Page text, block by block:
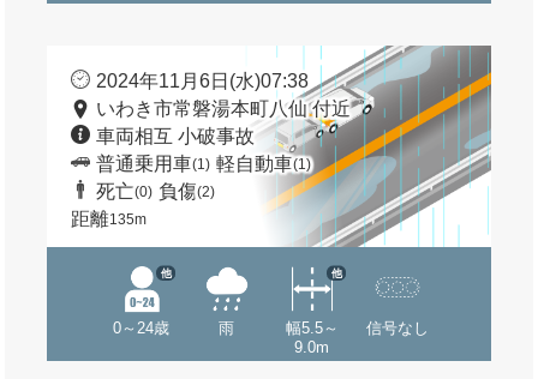
2024年11月6日(水)07:38
いわき市常磐湯本町八仙 付近
車両相互 小破事故
普通乗用車(1) 軽自動車(1)
死亡(0) 負傷(2)
距離135m
0～24歳
他
雨
幅5.5～
9.0m
他
信号なし